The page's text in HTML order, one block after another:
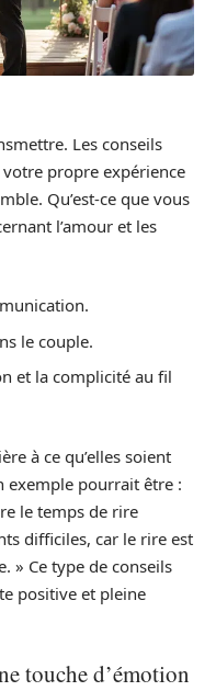
Les conseils
propre expérience
Qu’est-ce que vous
l’amour et les
le couple.
et la complicité au fil
à ce qu’elles soient
exemple pourrait être :
le temps de rire
difficiles, car le rire est
» Ce type de conseils
positive et pleine
touche d’émotion